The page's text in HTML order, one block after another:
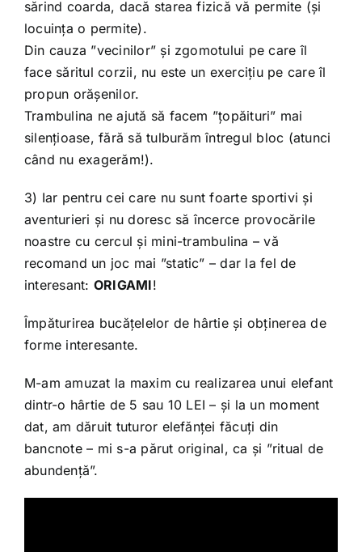
sărind coarda, dacă starea fizică vă permite (și
locuința o permite).
Din cauza ”vecinilor” și zgomotului pe care îl
face săritul corzii, nu este un exercițiu pe care îl
propun orășenilor.
Trambulina ne ajută să facem ”țopăituri” mai
silențioase, fără să tulburăm întregul bloc (atunci
când nu exagerăm!).
3) Iar pentru cei care nu sunt foarte sportivi și
aventurieri și nu doresc să încerce provocările
noastre cu cercul și mini-trambulina – vă
recomand un joc mai ”static” – dar la fel de
interesant: ORIGAMI!
Împăturirea bucățelelor de hârtie și obținerea de
forme interesante.
M-am amuzat la maxim cu realizarea unui elefant
dintr-o hârtie de 5 sau 10 LEI – și la un moment
dat, am dăruit tuturor elefănței făcuți din
bancnote – mi s-a părut original, ca și ”ritual de
abundență”.